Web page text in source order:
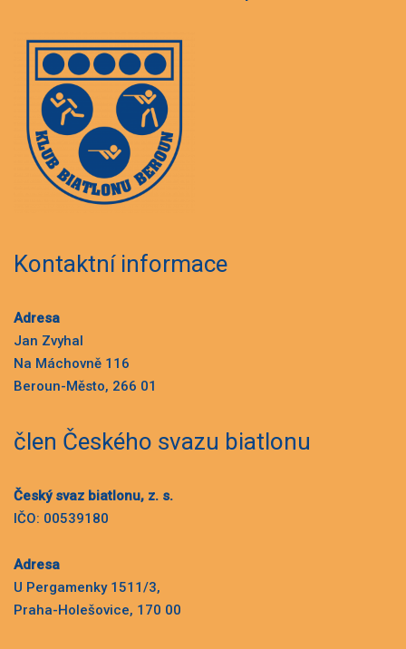
Kontaktní informace
Adresa
Jan Zvyhal
Na Máchovně 116
Beroun-Město, 266 01
člen Českého svazu biatlonu
Český svaz biatlonu, z. s.
IČO: 00539180
Adresa
U Pergamenky 1511/3,
Praha-Holešovice, 170 00